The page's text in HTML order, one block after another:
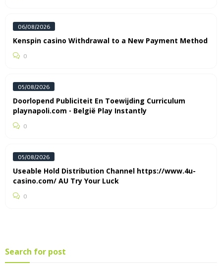
06/08/2026
Kenspin casino Withdrawal to a New Payment Method
0
05/08/2026
Doorlopend Publiciteit En Toewijding Curriculum
playnapoli.com ◦ België Play Instantly
0
05/08/2026
Useable Hold Distribution Channel https://www.4u-
casino.com/ AU Try Your Luck
0
Search for post